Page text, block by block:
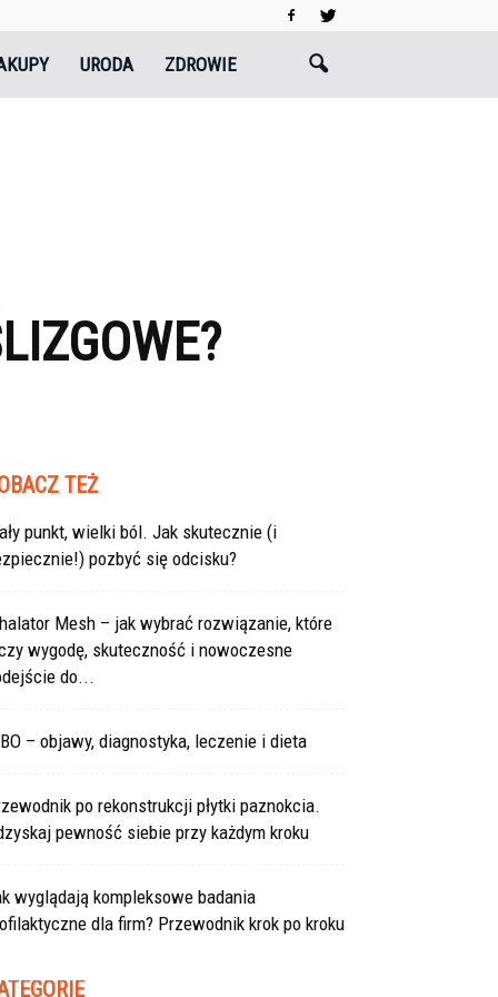
URODA ZDROWIE
TEŻ
punkt, wielki ból. Jak skutecznie (i
pozbyć się odcisku?
Mesh – jak wybrać rozwiązanie, które
wygodę, skuteczność i nowoczesne
do...
– objawy, diagnostyka, leczenie i dieta
po rekonstrukcji płytki paznokcia.
pewność siebie przy każdym kroku
wyglądają kompleksowe badania
dla firm? Przewodnik krok po kroku